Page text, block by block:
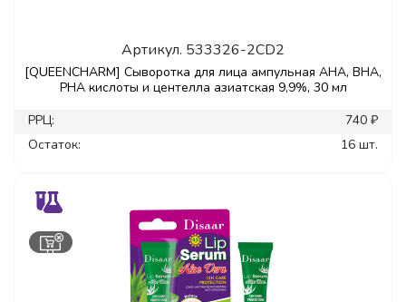
Артикул. 533326-2CD2
[QUEENCHARM] Сыворотка для лица ампульная AHA, BHA,
PHA кислоты и центелла азиатская 9,9%, 30 мл
РРЦ:
740 ₽
Остаток:
16 шт.